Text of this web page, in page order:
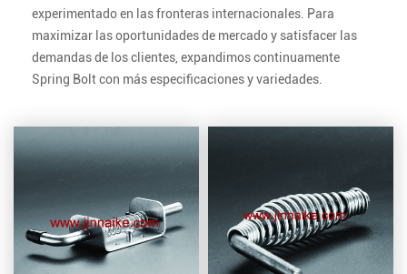
experimentado en las fronteras internacionales. Para
maximizar las oportunidades de mercado y satisfacer las
demandas de los clientes, expandimos continuamente
Spring Bolt con más especificaciones y variedades.